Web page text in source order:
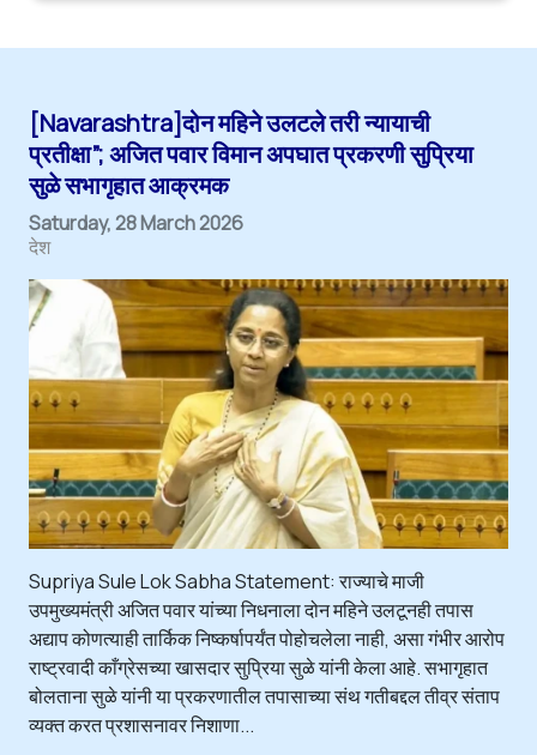
[Navarashtra]दोन महिने उलटले तरी न्यायाची
प्रतीक्षा”; अजित पवार विमान अपघात प्रकरणी सुप्रिया
सुळे सभागृहात आक्रमक
Saturday, 28 March 2026
देश
Supriya Sule Lok Sabha Statement: राज्याचे माजी
उपमुख्यमंत्री अजित पवार यांच्या निधनाला दोन महिने उलटूनही तपास
अद्याप कोणत्याही तार्किक निष्कर्षापर्यंत पोहोचलेला नाही, असा गंभीर आरोप
राष्ट्रवादी काँग्रेसच्या खासदार सुप्रिया सुळे यांनी केला आहे. सभागृहात
बोलताना सुळे यांनी या प्रकरणातील तपासाच्या संथ गतीबद्दल तीव्र संताप
व्यक्त करत प्रशासनावर निशाणा...